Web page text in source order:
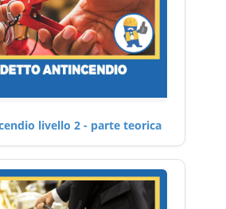
livello 2 - parte teorica